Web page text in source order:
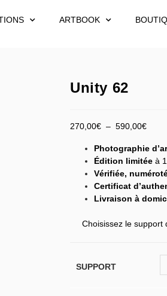
ARTBOOK
Unity 62
270,00€ – 590,00€
Photographie
Édition limitée à
Vérifiée,
Certificat
Livraison à
Choisissez le support
SUPPORT